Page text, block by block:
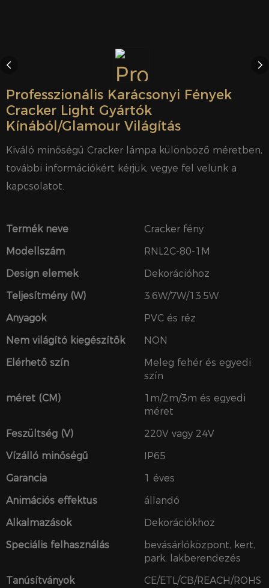
Professzionális Karácsonyi Fények
Cracker Light Gyártók
Kínából/Glamour Világítás
Kiváló minőségű Cracker lámpa különböző méretben,
további információkért kérjük, vegye fel velünk a
kapcsolatot.
Termék neve
Cracker fény
Modellszám
RNL2C-80-1M
Design elemek
Dekorációhoz
Teljesítmény (W)
3.6W/7W/13.5W
Anyagok
PVC és réz
Nem világító kiegészítők
NON
Elérhető szín
Meleg fehér és egyedi
szín
méret (CM)
1m/2m/3m és egyedi
méret
Feszültség (V)
220V vagy 24V
Vízálló minőségű
IP65
Garancia
1 éves
Animációs effektus
állandó
Alkalmazások
Dekorációkhoz
Speciális felhasználás
bevásárlóközpont, kert,
park, lakberendezés
Tanúsítványok
CE/ETL/CB/REACH/ROHS